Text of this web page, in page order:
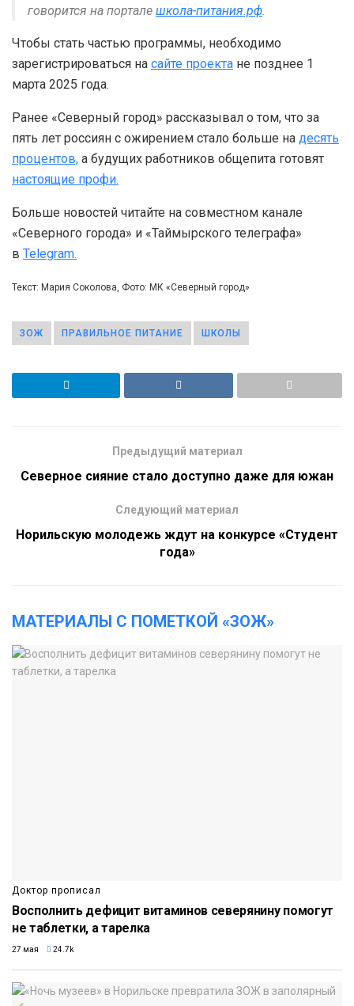
говорится на портале школа-питания.рф
Чтобы стать частью программы, необходимо
зарегистрироваться на сайте проекта не позднее 1
марта 2025 года.
Ранее «Северный город» рассказывал о том, что за
пять лет россиян с ожирением стало больше на десять
процентов, а будущих работников общепита готовят
настоящие профи.
Больше новостей читайте на совместном канале
«Северного города» и «Таймырского телеграфа»
в Telegram.
Текст: Мария Соколова, Фото: МК «Северный город»
ЗОЖ ПРАВИЛЬНОЕ ПИТАНИЕ ШКОЛЫ
Предыдущий материал
Северное сияние стало доступно даже для южан
Следующий материал
Норильскую молодежь ждут на конкурсе «Студент
года»
МАТЕРИАЛЫ С ПОМЕТКОЙ «ЗОЖ»
Доктор прописал
Восполнить дефицит витаминов северянину помогут
не таблетки, а тарелка
27 мая 24.7k